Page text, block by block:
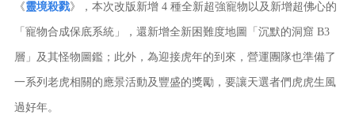
《靈境殺戮》，本次改版新增 4 種全新超強寵物以及新增超佛心的
「寵物合成保底系統」，還新增全新困難度地圖「沉默的洞窟 B3
層」及其怪物圖鑑；此外，為迎接虎年的到來，營運團隊也準備了
一系列老虎相關的應景活動及豐盛的獎勵，要讓天選者們虎虎生風
過好年。